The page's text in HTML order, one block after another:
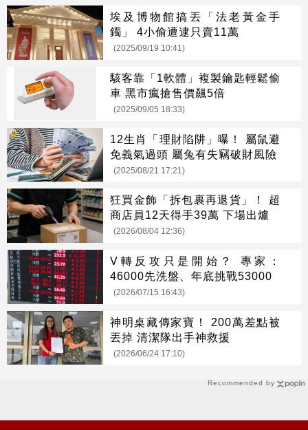
Recommended by
埃及博物館搞丟「法老黃金手
鐲」 4小偷遭逮只賣11萬
(2025/09/19 10:41)
駭客靠「1軟體」複製鑰匙輕鬆偷
車 黑市瘋搶售價飆5倍
(2025/09/05 18:33)
12生肖「理財陷阱」曝！ 屬鼠避
免義氣過頭 屬兔有失竊破財風險
(2025/08/21 17:21)
狂買金飾「拆包裹再退貨」！ 超
商店員12天得手39萬 下場出爐
(2026/08/04 12:36)
V轉反攻只是開始？ 專家：
46000先洗盤、年底挑戰53000
(2026/07/15 16:43)
神明桌藏傳家寶！ 200萬差點被
丟掉 清潔隊出手神救援
(2026/06/24 17:10)